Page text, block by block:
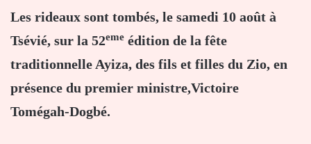
Les rideaux sont tombés, le samedi 10 août à
Tsévié, sur la 52eme édition de la fête
traditionnelle Ayiza, des fils et filles du Zio, en
présence du premier ministre,Victoire
Tomégah-Dogbé.